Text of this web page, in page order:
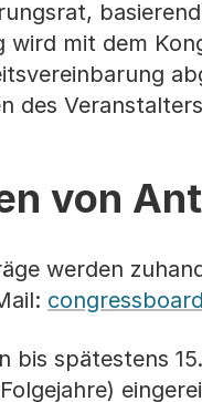
wird mit dem
des
von
werden
bis spätestens